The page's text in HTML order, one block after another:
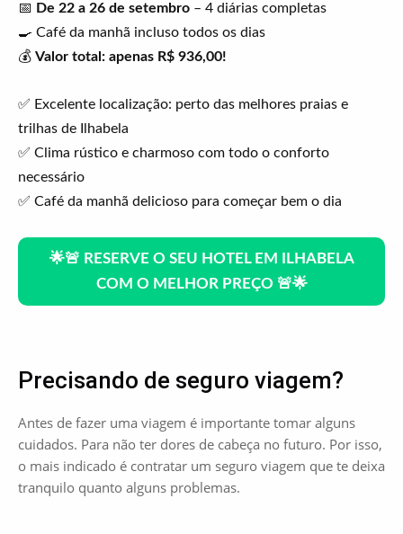
📅 De 22 a 26 de setembro – 4 diárias completas
🍳 Café da manhã incluso todos os dias
💰 Valor total: apenas R$ 936,00!
✅ Excelente localização: perto das melhores praias e
trilhas de Ilhabela
✅ Clima rústico e charmoso com todo o conforto
necessário
✅ Café da manhã delicioso para começar bem o dia
🌟🚨 RESERVE O SEU HOTEL EM ILHABELA
COM O MELHOR PREÇO 🚨🌟
Precisando de seguro viagem?
Antes de fazer uma viagem é importante tomar alguns
cuidados. Para não ter dores de cabeça no futuro. Por isso,
o mais indicado é contratar um seguro viagem que te deixa
tranquilo quanto alguns problemas.